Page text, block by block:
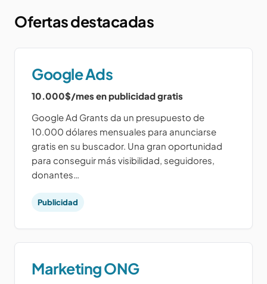
Ofertas destacadas
Google Ads
10.000$/mes en publicidad gratis
Google Ad Grants da un presupuesto de
10.000 dólares mensuales para anunciarse
gratis en su buscador. Una gran oportunidad
para conseguir más visibilidad, seguidores,
donantes…
Publicidad
Marketing ONG